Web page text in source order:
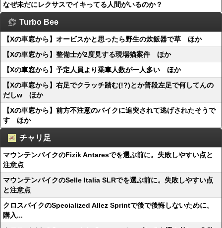
なぜ未だにレクサスでイキってる人間がいるのか？
Turbo Bee
【Xの車窓から】オービスかと思ったら野生の炊飯器で草 ほか
【Xの車窓から】整備士が2度見する現場猫案件 ほか
【Xの車窓から】予定人員より乗車人数が一人多い ほか
【Xの車窓から】右足でクラッチ踏む(!?)とか普段左足で何してんの
だしw ほか
【Xの車窓から】前方不注意のバイクに追突されて逃げされたそうで
す ほか
チャリ足
マウンテンバイクのFizik Antaresでを選ぶ前に。失敗しやすい点と
注意点
マウンテンバイクのSelle Italia SLRでを選ぶ前に。失敗しやすい点
と注意点
クロスバイクのSpecialized Allez Sprintで後で後悔しないために。
購入...